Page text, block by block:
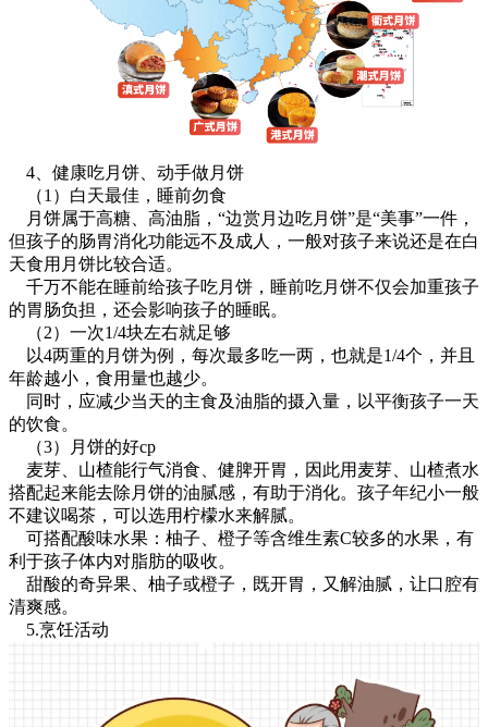
4、健康吃月饼、动手做月饼
（1）白天最佳，睡前勿食
月饼属于高糖、高油脂，“边赏月边吃月饼”是“美事”一件，
但孩子的肠胃消化功能远不及成人，一般对孩子来说还是在白
天食用月饼比较合适。
千万不能在睡前给孩子吃月饼，睡前吃月饼不仅会加重孩子
的胃肠负担，还会影响孩子的睡眠。
（2）一次1/4块左右就足够
以4两重的月饼为例，每次最多吃一两，也就是1/4个，并且
年龄越小，食用量也越少。
同时，应减少当天的主食及油脂的摄入量，以平衡孩子一天
的饮食。
（3）月饼的好cp
麦芽、山楂能行气消食、健脾开胃，因此用麦芽、山楂煮水
搭配起来能去除月饼的油腻感，有助于消化。孩子年纪小一般
不建议喝茶，可以选用柠檬水来解腻。
可搭配酸味水果：柚子、橙子等含维生素C较多的水果，有
利于孩子体内对脂肪的吸收。
甜酸的奇异果、柚子或橙子，既开胃，又解油腻，让口腔有
清爽感。
5.烹饪活动